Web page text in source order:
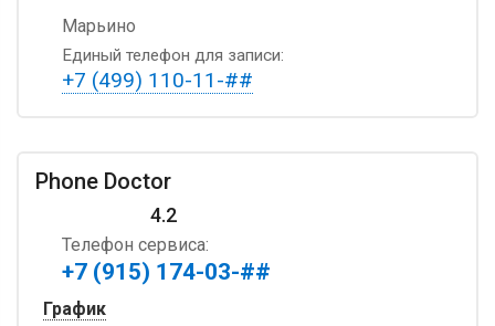
Марьино
Единый телефон для записи:
+7 (499) 110-11-##
Phone Doctor
4.2
Телефон сервиса:
+7 (915) 174-03-##
График